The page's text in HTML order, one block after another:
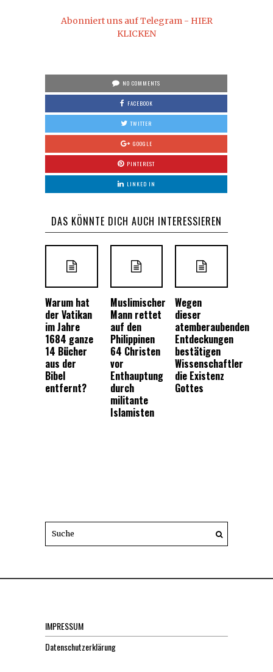
Abonniert uns auf Telegram - HIER
KLICKEN
NO COMMENTS
FACEBOOK
TWITTER
GOOGLE
PINTEREST
LINKED IN
DAS KÖNNTE DICH AUCH INTERESSIEREN
Warum hat
der Vatikan
im Jahre
1684 ganze
14 Bücher
aus der
Bibel
entfernt?
Muslimischer
Mann rettet
auf den
Philippinen
64 Christen
vor
Enthauptung
durch
militante
Islamisten
Wegen
dieser
atemberaubenden
Entdeckungen
bestätigen
Wissenschaftler
die Existenz
Gottes
IMPRESSUM
Datenschutzerklärung